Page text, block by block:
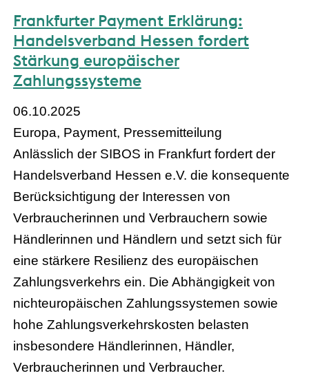
Frankfurter Payment Erklärung:
Handelsverband Hessen fordert
Stärkung europäischer
Zahlungssysteme
06.10.2025
Europa, Payment, Pressemitteilung
Anlässlich der SIBOS in Frankfurt fordert der
Handelsverband Hessen e.V. die konsequente
Berücksichtigung der Interessen von
Verbraucherinnen und Verbrauchern sowie
Händlerinnen und Händlern und setzt sich für
eine stärkere Resilienz des europäischen
Zahlungsverkehrs ein. Die Abhängigkeit von
nichteuropäischen Zahlungssystemen sowie
hohe Zahlungsverkehrskosten belasten
insbesondere Händlerinnen, Händler,
Verbraucherinnen und Verbraucher.